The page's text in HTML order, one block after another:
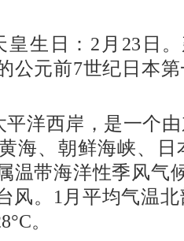
皇生日：2月23日
公元前7世纪日本
平洋西岸，是一个
海、朝鲜海峡、
温带海洋性季风气
风。1月平均气温北
。